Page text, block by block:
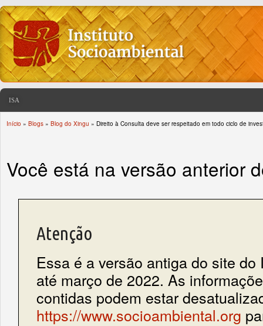
ISA
Início » Blogs » Blog do Xingu » Direito à Consulta deve ser respeitado em todo ciclo de
Você está na versão anterior
Atenção
Essa é a versão antiga do site do
até março de 2022. As
contidas podem estar
https://www.socioambiental.org